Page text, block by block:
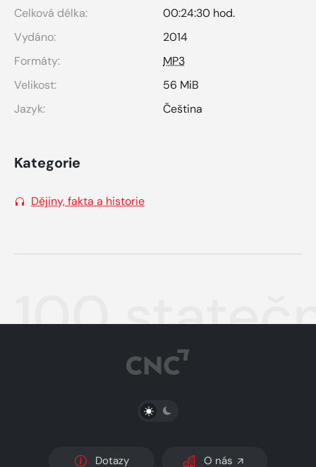
Celková délka:
00:24:30 hod.
Vydáno:
2014
Formáty:
MP3
Velikost:
56 MiB
Jazyk:
Čeština
Kategorie
Dějiny, fakta a historie
100
PŘEPNOUT SVĚTLÝ/TMAVÝ REŽIM
Dotazy O nás